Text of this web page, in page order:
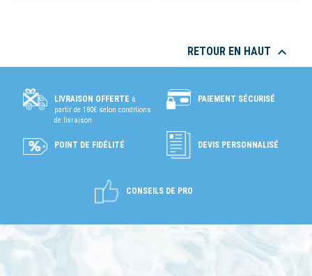
RETOUR EN HAUT 
LIVRAISON OFFERTE à
partir de 180€ selon conditions
de livraison
PAIEMENT SÉCURISÉ
POINT DE FIDÉLITÉ DEVIS PERSONNALISÉ
CONSEILS DE PRO